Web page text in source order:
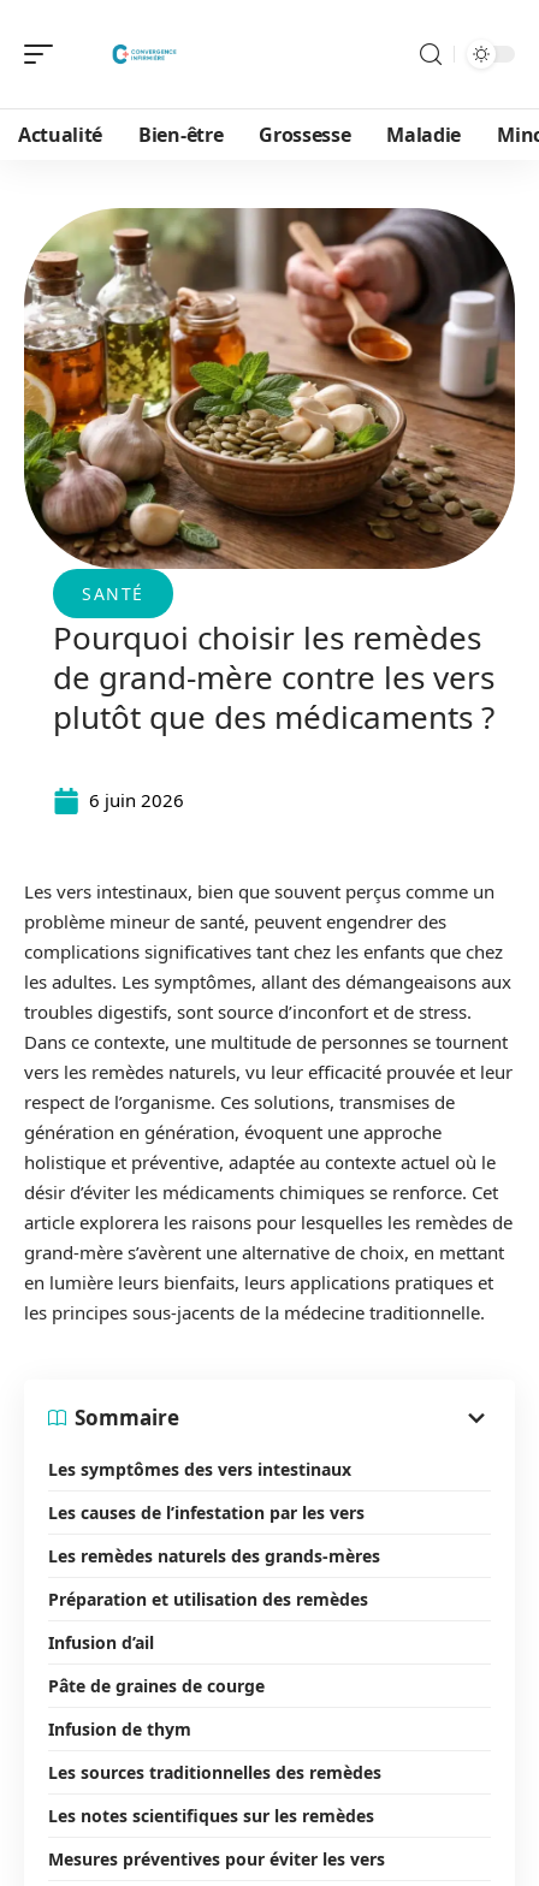
Actualité Bien-être Grossesse Maladie
SANTÉ
Pourquoi choisir les remèdes
de grand-mère contre les vers
plutôt que des médicaments ?
6 juin 2026
Les vers intestinaux, bien que souvent perçus comme un
problème mineur de santé, peuvent engendrer des
complications significatives tant chez les enfants que chez
les adultes. Les symptômes, allant des démangeaisons aux
troubles digestifs, sont source d’inconfort et de stress.
Dans ce contexte, une multitude de personnes se tournent
vers les remèdes naturels, vu leur efficacité prouvée et leur
respect de l’organisme. Ces solutions, transmises de
génération en génération, évoquent une approche
holistique et préventive, adaptée au contexte actuel où le
désir d’éviter les médicaments chimiques se renforce. Cet
article explorera les raisons pour lesquelles les remèdes de
grand-mère s’avèrent une alternative de choix, en mettant
en lumière leurs bienfaits, leurs applications pratiques et
les principes sous-jacents de la médecine traditionnelle.
Sommaire
Les symptômes des vers intestinaux
Les causes de l’infestation par les vers
Les remèdes naturels des grands-mères
Préparation et utilisation des remèdes
Infusion d’ail
Pâte de graines de courge
Infusion de thym
Les sources traditionnelles des remèdes
Les notes scientifiques sur les remèdes
Mesures préventives pour éviter les vers